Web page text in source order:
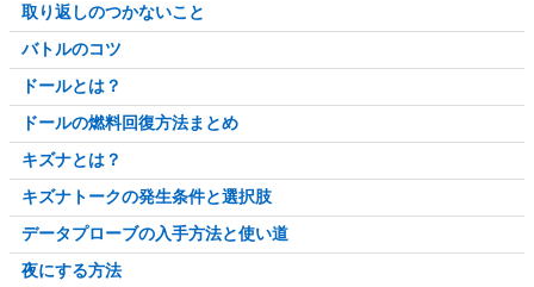
取り返しのつかないこと
バトルのコツ
ドールとは？
ドールの燃料回復方法まとめ
キズナとは？
キズナトークの発生条件と選択肢
データプローブの入手方法と使い道
夜にする方法